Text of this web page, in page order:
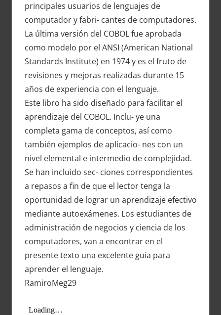
principales usuarios de lenguajes de
computador y fabri- cantes de computadores.
La última versión del COBOL fue aprobada
como modelo por el ANSI (American National
Standards Institute) en 1974 y es el fruto de
revisiones y mejoras realizadas durante 15
años de experiencia con el lenguaje.
Este libro ha sido diseñado para facilitar el
aprendizaje del COBOL. Inclu- ye una
completa gama de conceptos, así como
también ejemplos de aplicacio- nes con un
nivel elemental e intermedio de complejidad.
Se han incluido sec- ciones correspondientes
a repasos a fin de que el lector tenga la
oportunidad de lograr un aprendizaje efectivo
mediante autoexámenes. Los estudiantes de
administración de negocios y ciencia de los
computadores, van a encontrar en el
presente texto una excelente guía para
aprender el lenguaje.
RamiroMeg29